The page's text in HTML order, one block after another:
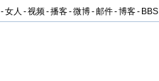
-女人 -视频-播客-微博-邮件-博客- BBS